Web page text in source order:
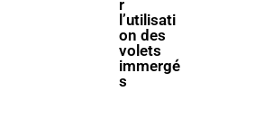
r
l’utilisati
on des
volets
immergé
s